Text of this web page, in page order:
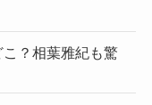
こ？相葉雅紀も驚